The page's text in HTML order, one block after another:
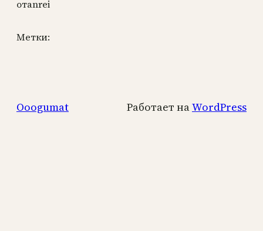
отanrei
Метки:
Ooogumat Работает наWordPress